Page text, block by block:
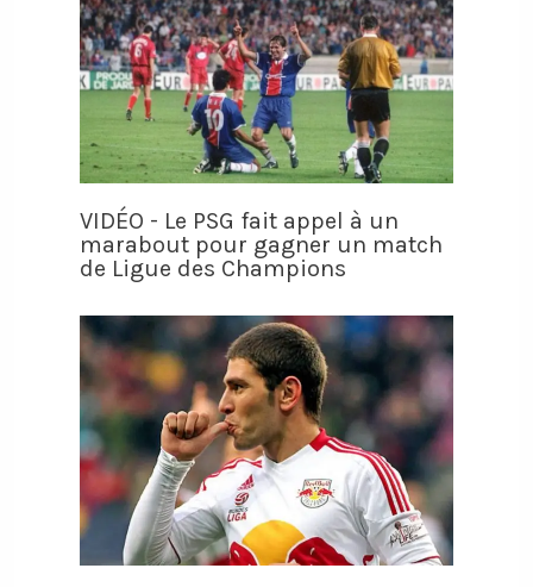
VIDÉO - Le PSG fait appel à un
marabout pour gagner un match
de Ligue des Champions